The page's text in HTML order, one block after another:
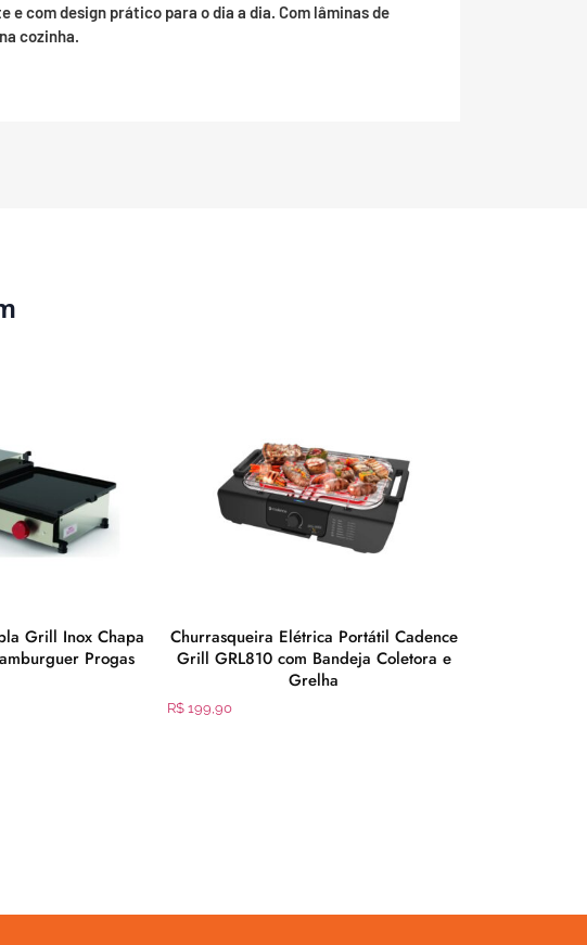
com design prático para o dia a dia. Com lâminas de
cozinha.
Grill Inox Chapa
Progas
Churrasqueira Elétrica Portátil Cadence
Grill GRL810 com Bandeja Coletora e
Grelha
R$ 199,90